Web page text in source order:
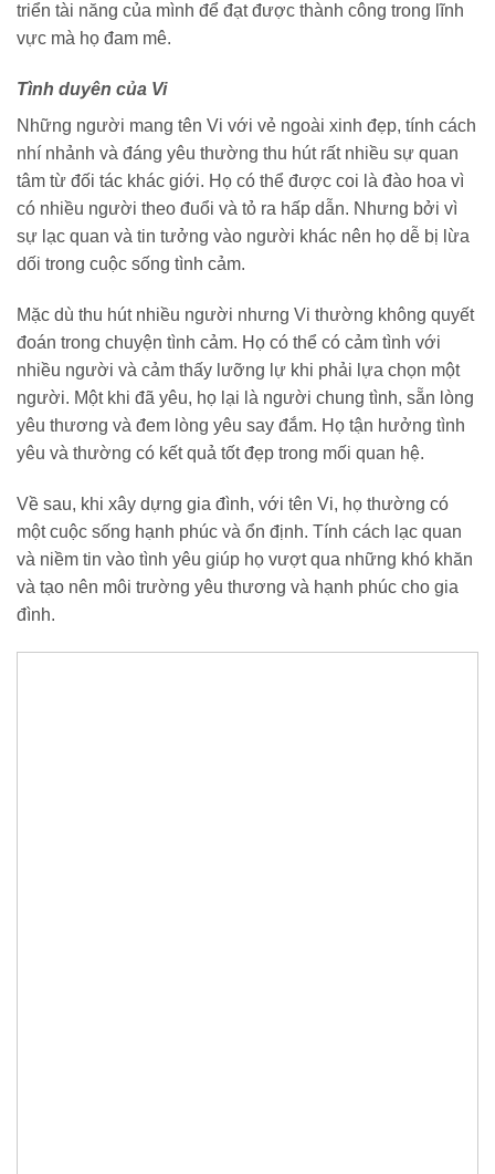
triển tài năng của mình để đạt được thành công trong lĩnh
vực mà họ đam mê.
Tình duyên của Vi
Những người mang tên Vi với vẻ ngoài xinh đẹp, tính cách
nhí nhảnh và đáng yêu thường thu hút rất nhiều sự quan
tâm từ đối tác khác giới. Họ có thể được coi là đào hoa vì
có nhiều người theo đuổi và tỏ ra hấp dẫn. Nhưng bởi vì
sự lạc quan và tin tưởng vào người khác nên họ dễ bị lừa
dối trong cuộc sống tình cảm.
Mặc dù thu hút nhiều người nhưng Vi thường không quyết
đoán trong chuyện tình cảm. Họ có thể có cảm tình với
nhiều người và cảm thấy lưỡng lự khi phải lựa chọn một
người. Một khi đã yêu, họ lại là người chung tình, sẵn lòng
yêu thương và đem lòng yêu say đắm. Họ tận hưởng tình
yêu và thường có kết quả tốt đẹp trong mối quan hệ.
Về sau, khi xây dựng gia đình, với tên Vi, họ thường có
một cuộc sống hạnh phúc và ổn định. Tính cách lạc quan
và niềm tin vào tình yêu giúp họ vượt qua những khó khăn
và tạo nên môi trường yêu thương và hạnh phúc cho gia
đình.